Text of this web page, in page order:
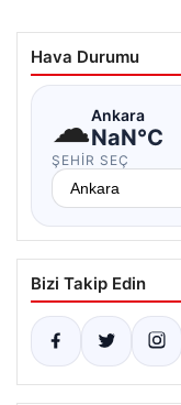
Hava Durumu
☁Ankara
NaN°C
ŞEHIR SEÇ
Bizi Takip Edin